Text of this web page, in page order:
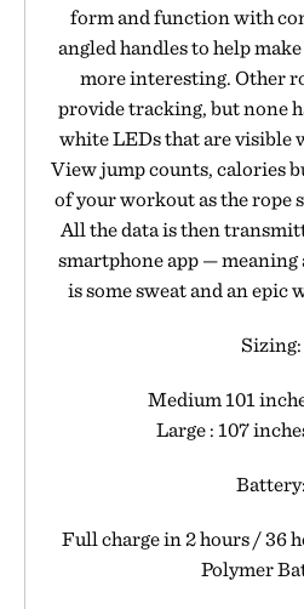
form and function with
angled handles to help
more interesting. Other
provide tracking, but none
white LEDs that are visible
View jump counts, calories
of your workout as the rope
All the data is then
smartphone app — meaning
is some sweat and an epic
Sizing:
Medium 101
Large : 107
Battery:
Full charge in 2 hours / 36
Polymer